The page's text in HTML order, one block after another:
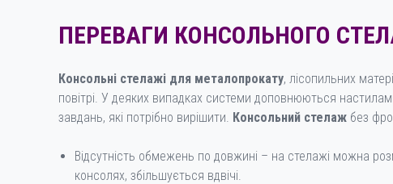
ПЕРЕВАГИ КОНСОЛЬНОГО
Консольні стелажі для металопрокату, лісопильних
повітрі. У деяких випадках системи доповнюються
завдань, які потрібно вирішити. Консольний стелаж без
Відсутність обмежень по довжині – на стелажі можна
консолях, збільшується вдвічі.